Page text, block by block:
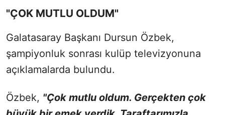
"ÇOK MUTLU OLDUM"
Galatasaray Başkanı Dursun Özbek,
şampiyonluk sonrası kulüp televizyonuna
açıklamalarda bulundu.
Özbek, "Çok mutlu oldum. Gerçekten çok